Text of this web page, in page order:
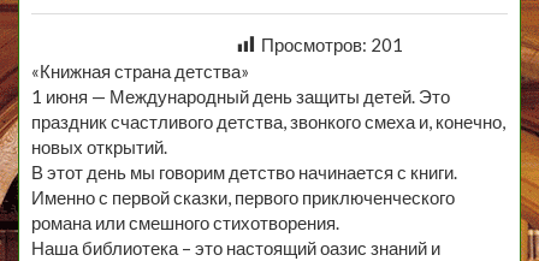
Просмотров: 201
«Книжная страна детства»
1 июня — Международный день защиты детей. Это
праздник счастливого детства, звонкого смеха и, конечно,
новых открытий.
В этот день мы говорим детство начинается с книги.
Именно с первой сказки, первого приключенческого
романа или смешного стихотворения.
Наша библиотека – это настоящий оазис знаний и